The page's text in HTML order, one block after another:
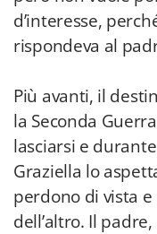
d’interesse,
rispondeva al
Più avanti, il
la Seconda
lasciarsi e
Graziella lo
perdono di vista
dell’altro. Il